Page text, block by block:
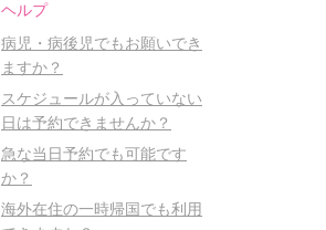
ヘルプ
病児・病後児でもお願いでき
ますか？
スケジュールが入っていない
日は予約できませんか？
急な当日予約でも可能です
か？
海外在住の一時帰国でも利用